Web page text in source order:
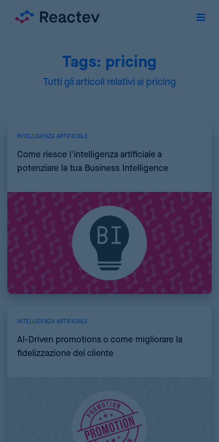
Tags: pricing
Tutti gli articoli relativi ai pricing
INTELLIGENZA ARTIFICIALE
Come riesce l'intelligenza artificiale a
potenziare la tua Business Intelligence
INTELLIGENZA ARTIFICIALE
AI-Driven promotions o come migliorare la
fidelizzazione del cliente